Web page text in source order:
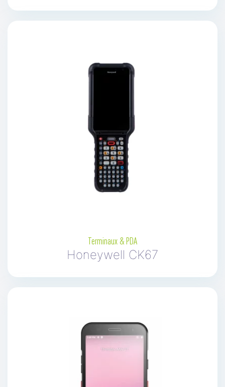
Terminaux & PDA
Honeywell CK67